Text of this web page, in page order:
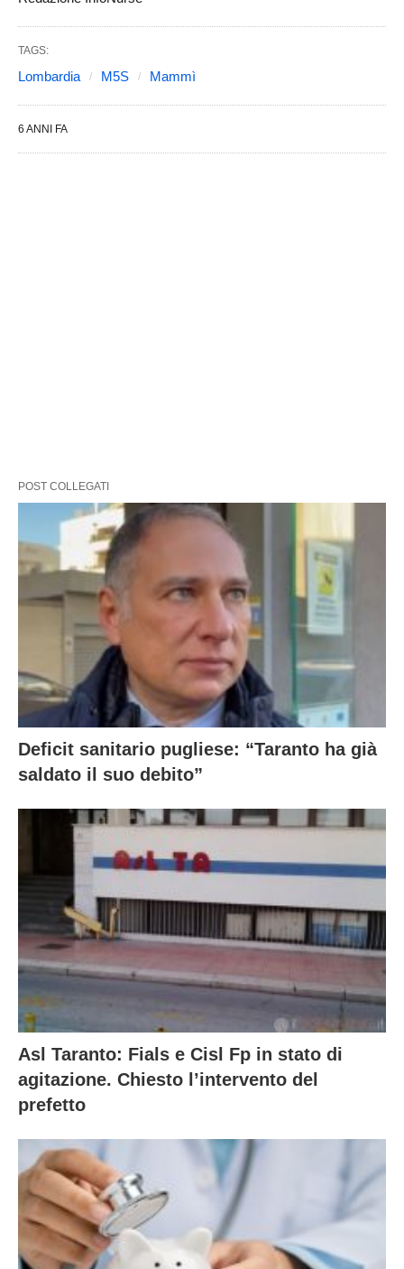
TAGS:
Lombardia M5S Mammì
6 ANNI FA
POST COLLEGATI
Deficit sanitario pugliese: “Taranto ha già
saldato il suo debito”
Asl Taranto: Fials e Cisl Fp in stato di
agitazione. Chiesto l’intervento del
prefetto